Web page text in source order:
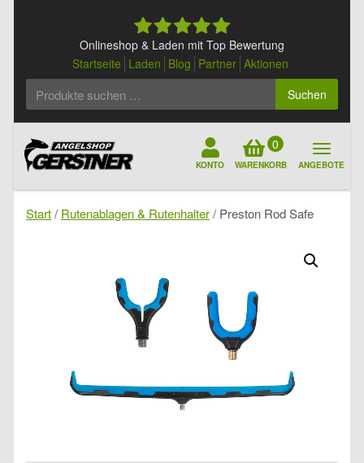
Onlineshop & Laden mit Top Bewertung
Startseite Laden Blog Partner Aktionen
Suchen
KONTO
0
WARENKORB ANGEBOTE
Start/ Rutenablagen & Rutenhalter/ Preston Rod Safe